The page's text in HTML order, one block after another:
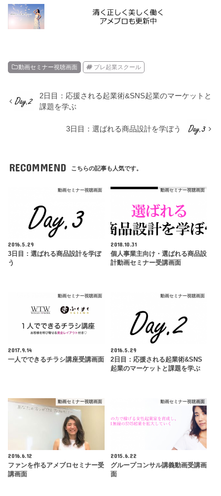
動画セミナー視聴画面 プレ起業スクール
2日目：応援される起業術&SNS起業のマーケットと
課題を学ぶ
3日目：選ばれる商品設計を学ぼう
RECOMMEND こちらの記事も人気です。
動画セミナー視聴画面
2016.5.29
3日目：選ばれる商品設計を学ぼ
う
動画セミナー視聴画面
2018.10.31
個人事業主向け・選ばれる商品設
計動画セミナー受講画面
動画セミナー視聴画面
2017.9.14
一人でできるチラシ講座受講画面
動画セミナー視聴画面
2016.5.29
2日目：応援される起業術&SNS
起業のマーケットと課題を学ぶ
動画セミナー視聴画面
2016.6.12
ファンを作るアメブロセミナー受
講画面
動画セミナー視聴画面
2015.6.22
グループコンサル講義動画受講画
面